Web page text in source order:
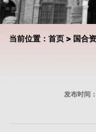
当前位置： 首页 > 国合
发布时间